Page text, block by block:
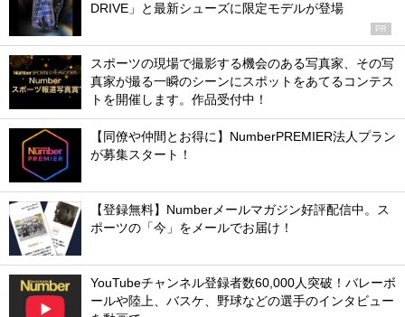
DRIVE」と最新シューズに限定モデルが登場
PR
スポーツの現場で撮影する機会のある写真家、その写
真家が撮る一瞬のシーンにスポットをあてるコンテス
トを開催します。作品受付中！
【同僚や仲間とお得に】NumberPREMIER法人プラン
が募集スタート！
【登録無料】Numberメールマガジン好評配信中。ス
ポーツの「今」をメールでお届け！
YouTubeチャンネル登録者数60,000人突破！バレーボ
ールや陸上、バスケ、野球などの選手のインタビュー